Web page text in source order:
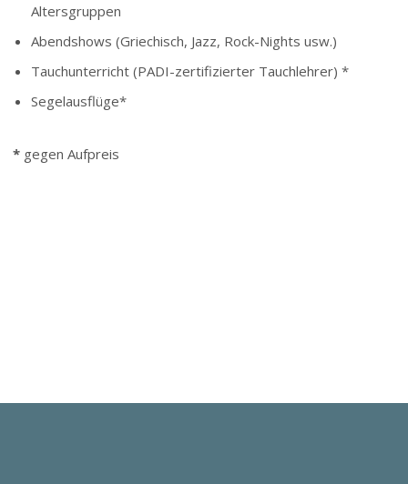
Altersgruppen
Abendshows (Griechisch, Jazz, Rock-Nights usw.)
Tauchunterricht (PADI-zertifizierter Tauchlehrer) *
Segelausflüge*
*gegen Aufpreis